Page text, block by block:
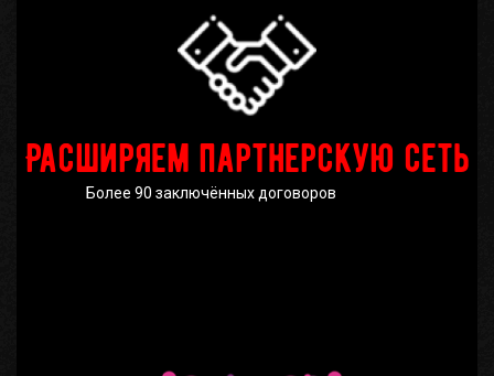
Расширяем партнерскую сеть
Более 90 заключённых договоров